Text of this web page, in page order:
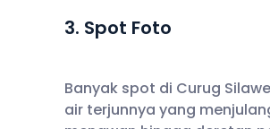
3. Spot Foto
Banyak spot di Curug
air terjunnya yang